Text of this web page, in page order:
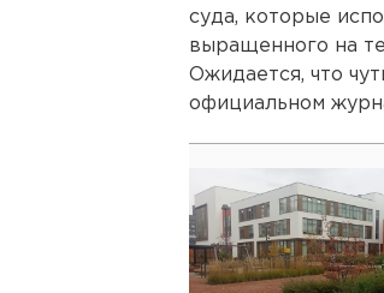
суда, которые
выращенного на
Ожидается, что
официальном